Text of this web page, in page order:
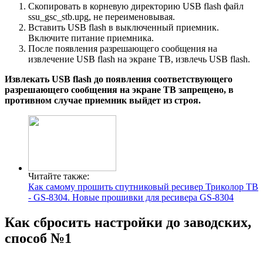
Скопировать в корневую директорию USB flash файл
ssu_gsc_stb.upg, не переименовывая.
Вставить USB flash в выключенный приемник.
Включите питание приемника.
После появления разрешающего сообщения на
извлечение USB flash на экране ТВ, извлечь USB flash.
Извлекать USB flash до появления соответствующего
разрешающего сообщения на экране ТВ запрещено, в
противном случае приемник выйдет из строя.
Читайте также:
Как самому прошить спутниковый ресивер Триколор ТВ
- GS-8304. Новые прошивки для ресивера GS-8304
Как сбросить настройки до заводских,
способ №1